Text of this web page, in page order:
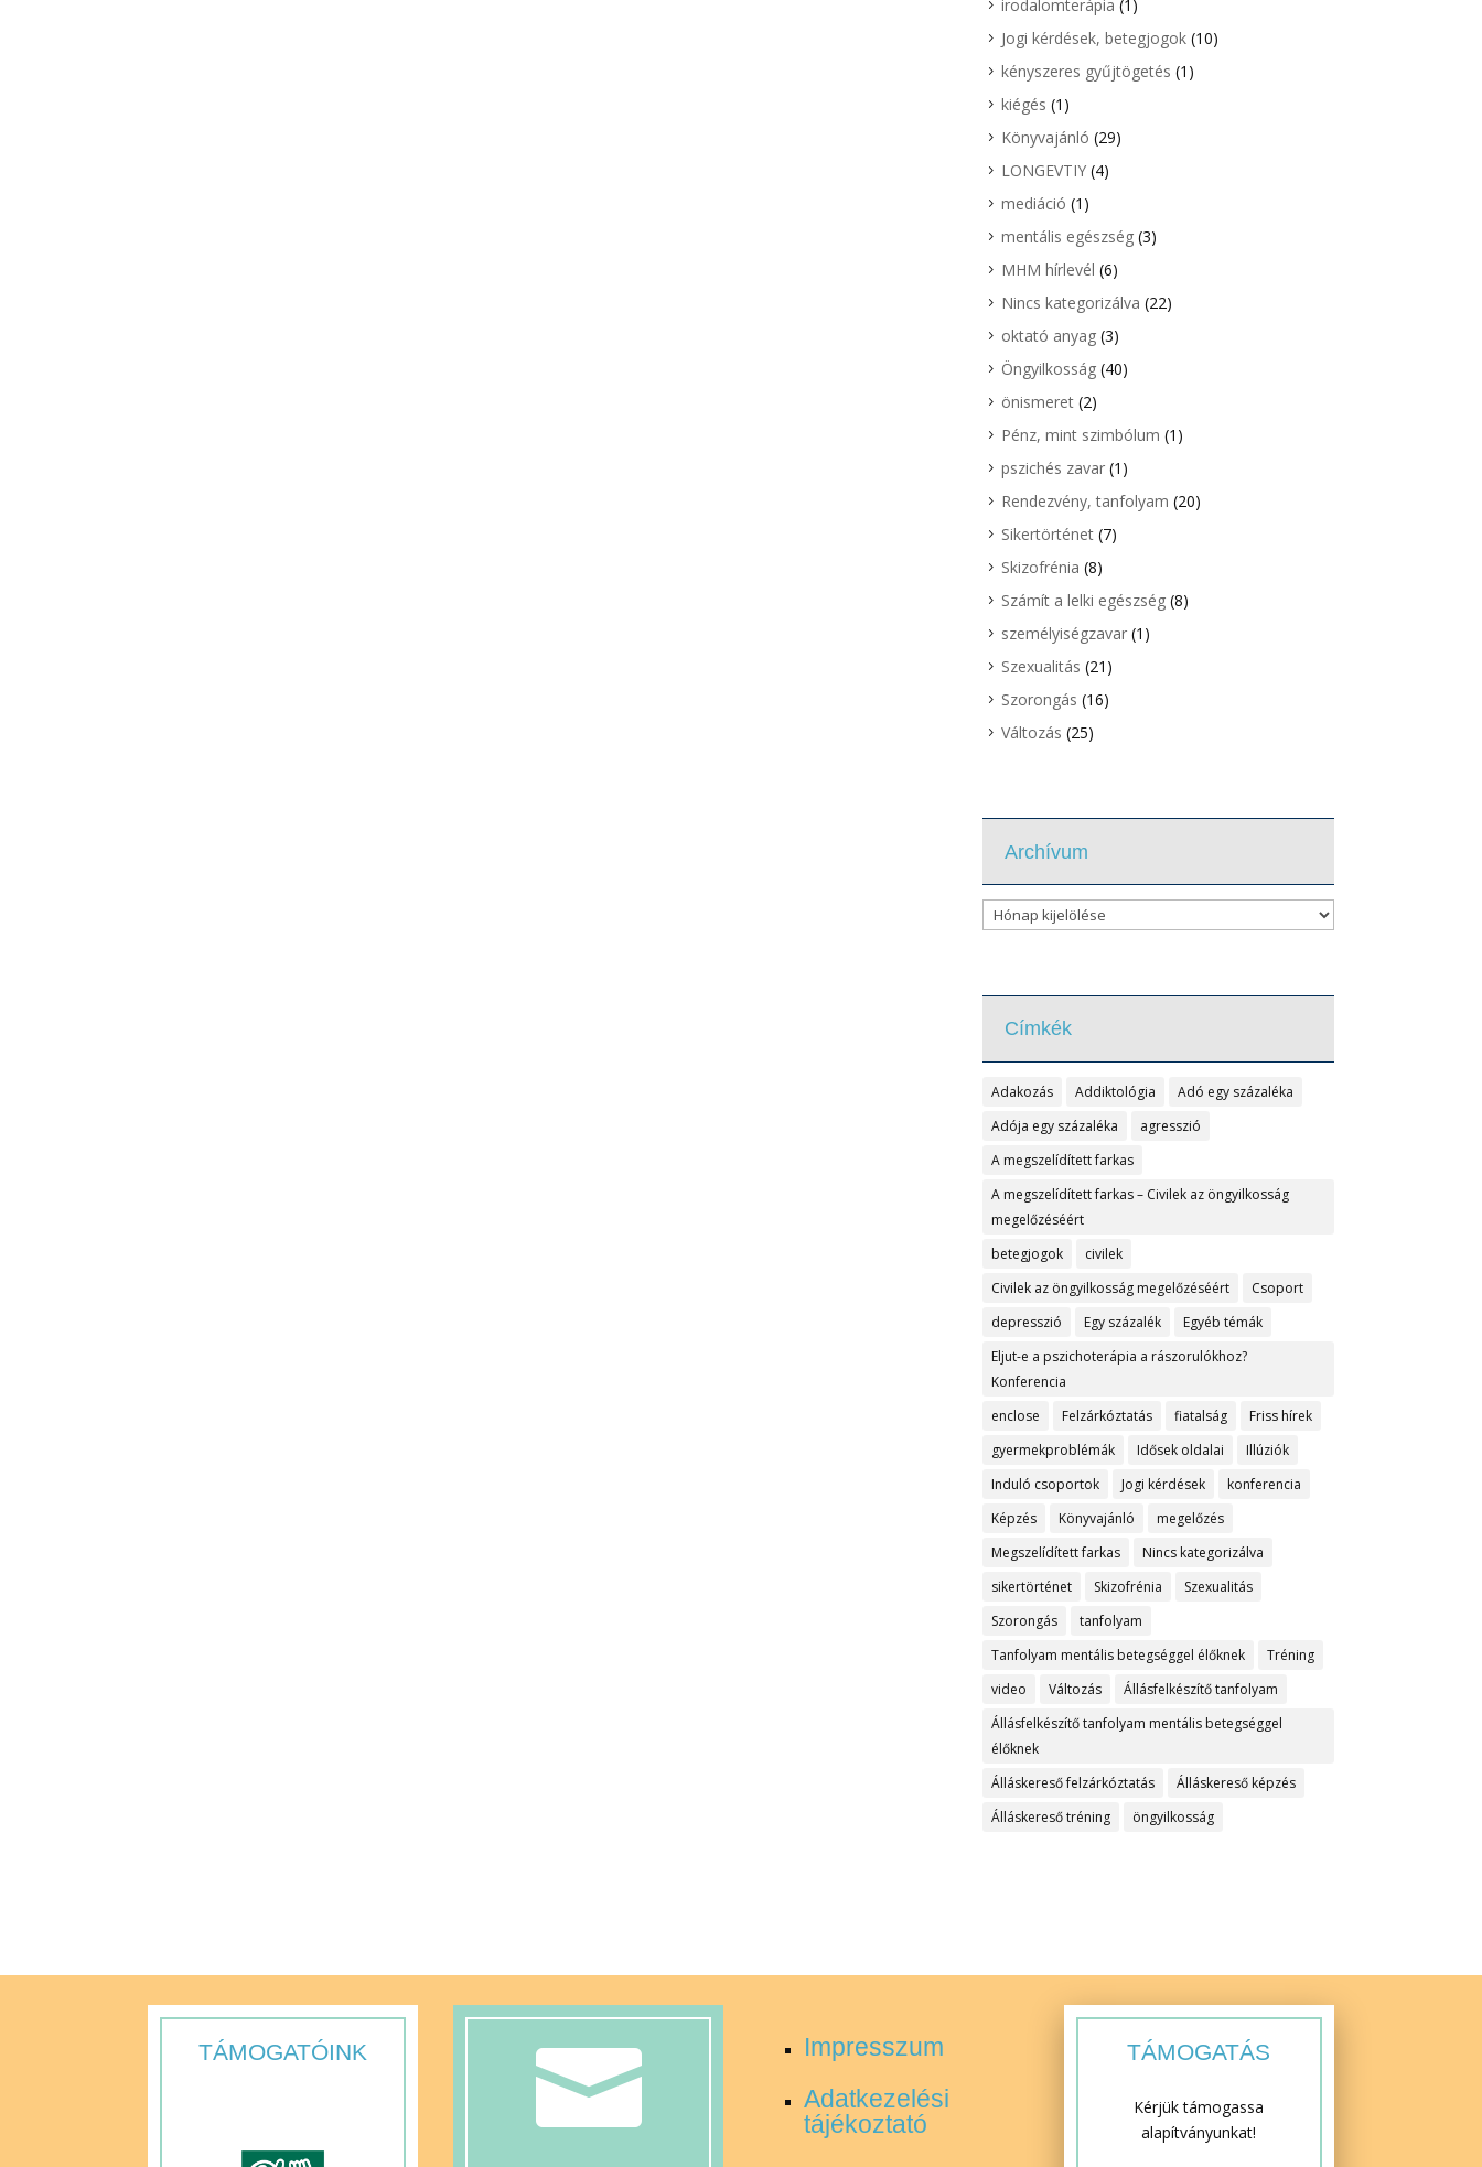
irodalomterápia (1)
Jogi kérdések, betegjogok(10)
kényszeres gyűjtögetés (1)
kiégés (1)
Könyvajánló (29)
LONGEVTIY(4)
mediáció (1)
mentális egészség(3)
MHM hírlevél (6)
Nincs kategorizálva (22)
oktató anyag(3)
Öngyilkosság(40)
önismeret(2)
Pénz, mint szimbólum (1)
pszichés zavar(1)
Rendezvény, tanfolyam (20)
Sikertörténet(7)
Skizofrénia (8)
Számít a lelki egészség(8)
személyiségzavar(1)
Szexualitás (21)
Szorongás (16)
Változás (25)
Archívum
Archívum
Címkék
Adakozás Addiktológia
Adó egy százaléka
Adója egy százaléka
agresszió
A megszelídített farkas
A megszelídített farkas – Civilek az öngyilkosság
megelőzéséért
betegjogok
civilek
Civilek az öngyilkosság megelőzéséért
Csoport
depresszió
Egy százalék
Egyéb témák
Eljut-e a pszichoterápia a rászorulókhoz?
Konferencia
enclose
Felzárkóztatás fiatalság
Friss hírek
gyermekproblémák
Idősek oldalai
Illúziók
Induló csoportok
Jogi kérdések
konferencia
Képzés
Könyvajánló
megelőzés
Megszelídített farkas
Nincs kategorizálva
sikertörténet
Skizofrénia
Szexualitás
Szorongás
tanfolyam
Tanfolyam mentális betegséggel élőknek
Tréning
video
Változás
Állásfelkészítő tanfolyam
Állásfelkészítő tanfolyam mentális betegséggel
élőknek
Álláskereső felzárkóztatás
Álláskereső képzés
Álláskereső tréning
öngyilkosság
TÁMOGATÓINK 
Impresszum
Adatkezelési
tájékoztató
TÁMOGATÁS
Kérjük támogassa
alapítványunkat!